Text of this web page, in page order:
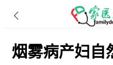
烟雾病产妇自